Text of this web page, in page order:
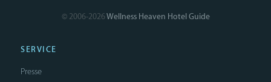
© 2006-2026Wellness Heaven Hotel Guide
SERVICE
Presse